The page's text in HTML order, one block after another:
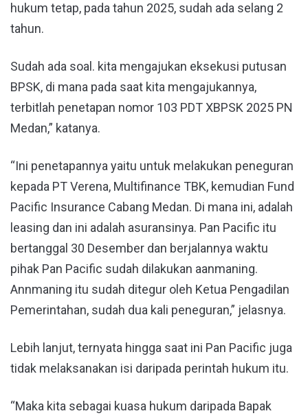
hukum tetap, pada tahun 2025, sudah ada selang 2
tahun.
Sudah ada soal. kita mengajukan eksekusi putusan
BPSK, di mana pada saat kita mengajukannya,
terbitlah penetapan nomor 103 PDT XBPSK 2025 PN
Medan,” katanya.
“Ini penetapannya yaitu untuk melakukan peneguran
kepada PT Verena, Multifinance TBK, kemudian Fund
Pacific Insurance Cabang Medan. Di mana ini, adalah
leasing dan ini adalah asuransinya. Pan Pacific itu
bertanggal 30 Desember dan berjalannya waktu
pihak Pan Pacific sudah dilakukan aanmaning.
Annmaning itu sudah ditegur oleh Ketua Pengadilan
Pemerintahan, sudah dua kali peneguran,” jelasnya.
Lebih lanjut, ternyata hingga saat ini Pan Pacific juga
tidak melaksanakan isi daripada perintah hukum itu.
“Maka kita sebagai kuasa hukum daripada Bapak